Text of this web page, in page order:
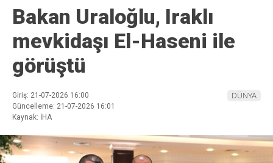
Bakan Uraloğlu, Iraklı
mevkidaşı El-Haseni ile
görüştü
Giriş: 21-07-2026 16:00
Güncelleme: 21-07-2026 16:01
Kaynak: İHA
DÜNYA